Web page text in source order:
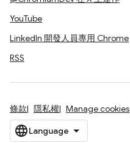
YouTube
LinkedIn 開發人員專用 Chrome
RSS
條款 隱私權 Manage cookies